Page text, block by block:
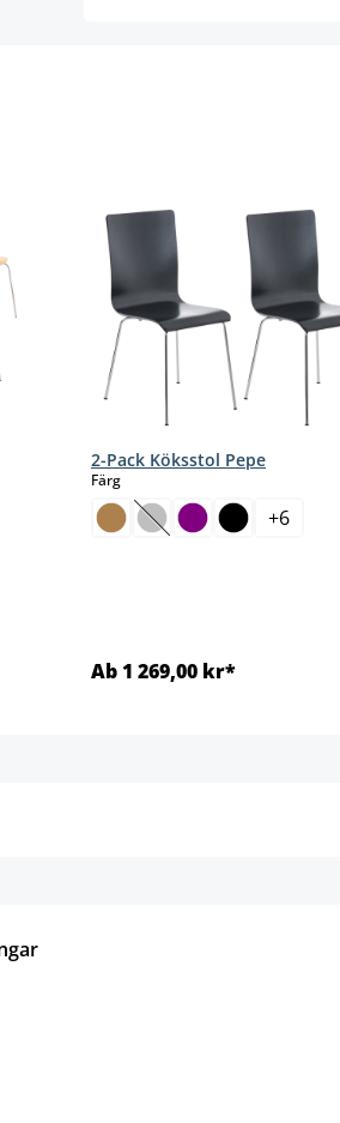
inte tillgängligt.)
2-Pack Köksstol Pepe
Färgselect
(Det här alternativet är
+6
Ab 1 269,00 kr*